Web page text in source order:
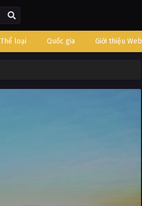
Thể loại Quốc gia Giới thiệu Web